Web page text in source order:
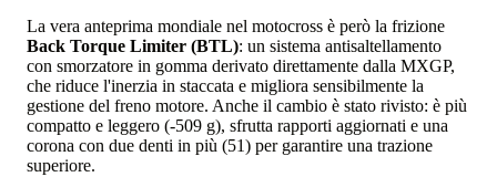
La vera anteprima mondiale nel motocross è però la frizione
Back Torque Limiter (BTL): un sistema antisaltellamento
con smorzatore in gomma derivato direttamente dalla MXGP,
che riduce l'inerzia in staccata e migliora sensibilmente la
gestione del freno motore. Anche il cambio è stato rivisto: è più
compatto e leggero (-509 g), sfrutta rapporti aggiornati e una
corona con due denti in più (51) per garantire una trazione
superiore.